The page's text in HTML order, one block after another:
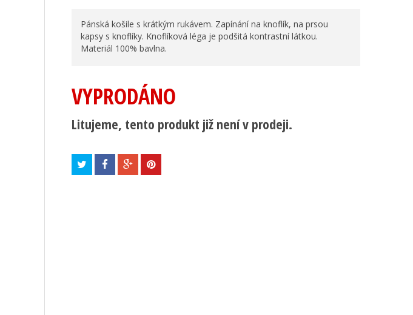
Pánská košile s krátkým rukávem. Zapínání na knoflík, na prsou
kapsy s knoflíky. Knoflíková léga je podšitá kontrastní látkou.
Materiál 100% bavlna.
VYPRODÁNO
Litujeme, tento produkt již není v prodeji.